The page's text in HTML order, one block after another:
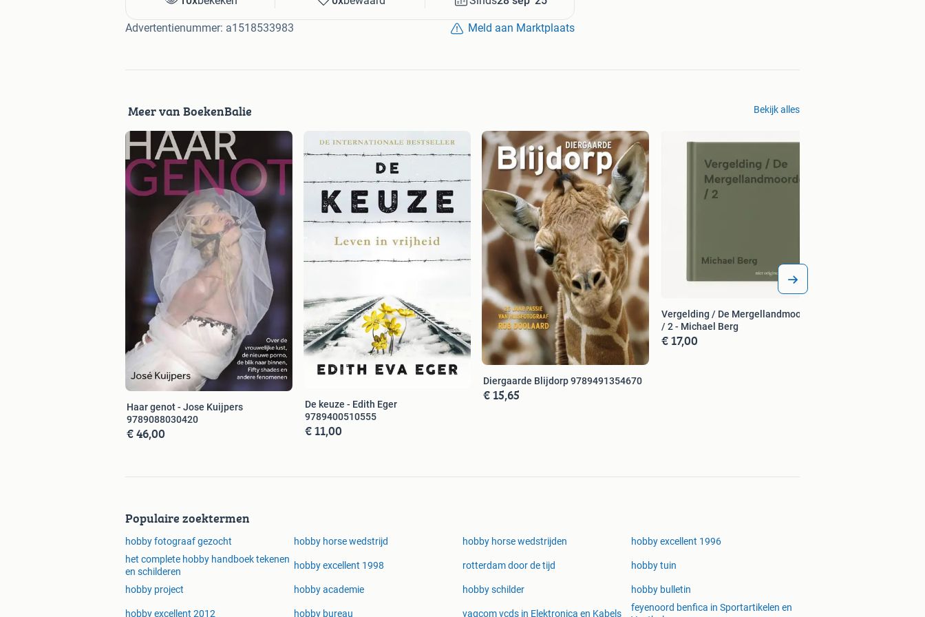
Advertentienummer: a1518533983 Meld aan Marktplaats
Meer van BoekenBalie Bekijk alles
Haar genot - Jose Kuijpers
9789088030420
€ 46,00
De keuze - Edith Eger
9789400510555
€ 11,00
Diergaarde Blijdorp 9789491354670
€ 15,65
Vergelding / De Mergellandmoorden
/ 2 - Michael Berg
€ 17,00
Populaire zoektermen
hobby fotograaf gezocht hobby horse wedstrijd hobby horse wedstrijden
hobby excellent 1996
het complete hobby handboek tekenen
en schilderen
hobby excellent 1998 rotterdam door de tijd hobby tuin
hobby project hobby academie hobby schilder hobby bulletin
hobby excellent 2012 hobby bureau vagcom vcds in Elektronica en Kabels
feyenoord benfica in Sportartikelen en